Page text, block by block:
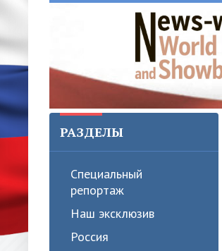
РАЗДЕЛЫ
Специальный
репортаж
Наш эксклюзив
Россия